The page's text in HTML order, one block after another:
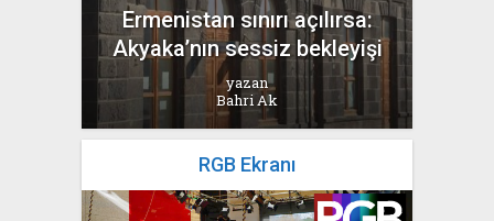
Ermenistan sınırı açılırsa:
Akyaka’nın sessiz bekleyişi
yazan
Bahri Ak
RGB Ekranı